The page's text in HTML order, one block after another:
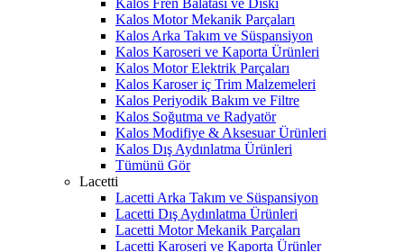
Kalos Fren Balatası ve Diski
Kalos Motor Mekanik Parçaları
Kalos Arka Takım ve Süspansiyon
Kalos Karoseri ve Kaporta Ürünleri
Kalos Motor Elektrik Parçaları
Kalos Karoser iç Trim Malzemeleri
Kalos Periyodik Bakım ve Filtre
Kalos Soğutma ve Radyatör
Kalos Modifiye & Aksesuar Ürünleri
Kalos Dış Aydınlatma Ürünleri
Tümünü Gör
Lacetti
Lacetti Arka Takım ve Süspansiyon
Lacetti Dış Aydınlatma Ürünleri
Lacetti Motor Mekanik Parçaları
Lacetti Karoseri ve Kaporta Ürünler